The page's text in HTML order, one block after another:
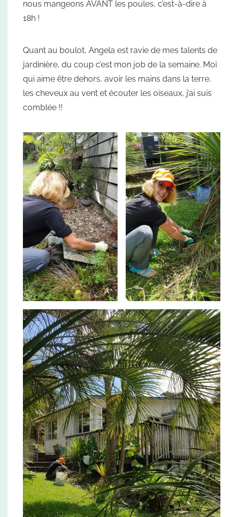
nous mangeons AVANT les poules, c’est-à-dire à
18h !
Quant au boulot, Angela est ravie de mes talents de
jardinière, du coup c’est mon job de la semaine. Moi
qui aime être dehors, avoir les mains dans la terre,
les cheveux au vent et écouter les oiseaux, j’ai suis
comblée !!